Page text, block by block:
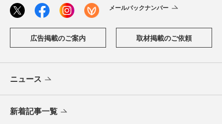
メールバックナンバー
広告掲載のご案内 取材掲載のご依頼
ニュース
新着記事一覧